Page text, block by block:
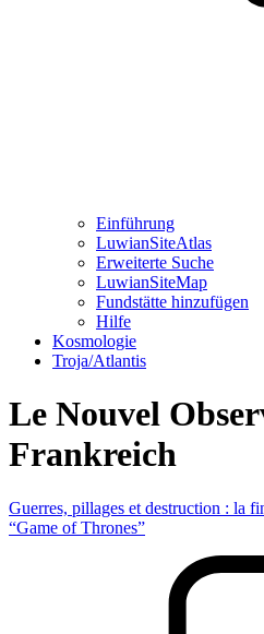
Einführung
LuwianSiteAtlas
Erweiterte Suche
LuwianSiteMap
Fundstätte hinzufügen
Hilfe
Kosmologie
Troja/Atlantis
Le Nouvel
Frankreich
Guerres, pillages et destruction : la
“Game of Thrones”